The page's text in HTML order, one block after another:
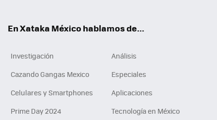
En Xataka México hablamos de...
Investigación
Análisis
Cazando Gangas Mexico
Especiales
Celulares y Smartphones
Aplicaciones
Prime Day 2024
Tecnología en México